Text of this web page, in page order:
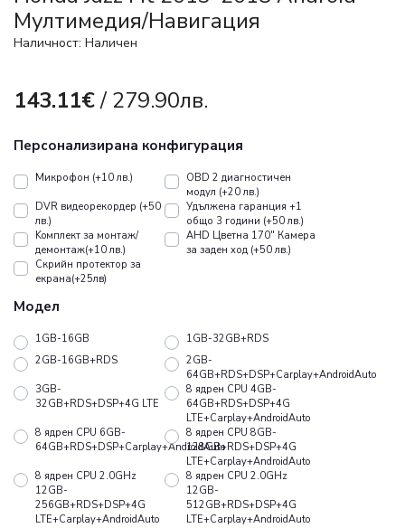
Mултимедия/Навигация
Наличност: Наличен
143.11€/ 279.90лв.
Персонализирана конфигурация
Микрофон (+10 лв.)
OBD 2 диагностичен
модул (+20 лв.)
DVR видеорекордер (+50
лв.)
Удължена гаранция +1
общо 3 години (+50 лв.)
Koмплект за монтаж/
демонтаж(+10 лв.)
AHD Цветна 170" Камера
за заден ход (+50 лв.)
Скрийн протектор за
екрана(+25лв)
Модел
1GB-16GB
1GB-32GB+RDS
2GB-16GB+RDS
2GB-
64GB+RDS+DSP+Carplay+AndroidAuto
3GB-
32GB+RDS+DSP+4G LTE
8 ядрен CPU 4GB-
64GB+RDS+DSP+4G
LTE+Carplay+AndroidAuto
8 ядрен CPU 6GB-
64GB+RDS+DSP+Carplay+AndroidAuto
8 ядрен CPU 8GB-
128GB+RDS+DSP+4G
LTE+Carplay+AndroidAuto
8 ядрен CPU 2.0GHz
12GB-
256GB+RDS+DSP+4G
LTE+Carplay+AndroidAuto
8 ядрен CPU 2.0GHz
12GB-
512GB+RDS+DSP+4G
LTE+Carplay+AndroidAuto